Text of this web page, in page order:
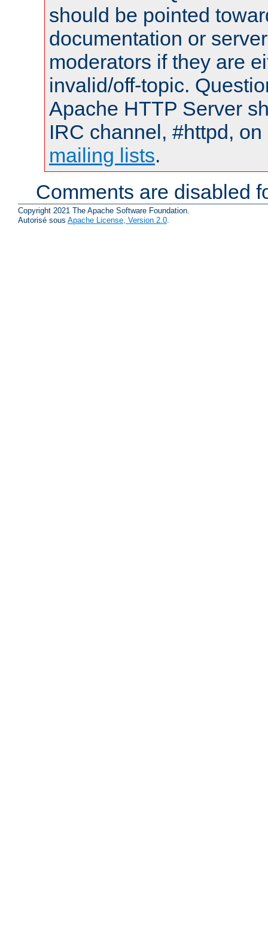
should be pointed
documentation or
moderators if they are
invalid/off-topic.
Apache HTTP Server
IRC channel, #httpd,
mailing lists.
Comments are disabled
Copyright 2021 The Apache Software Foundation.
Autorisé sous Apache License, Version 2.0.